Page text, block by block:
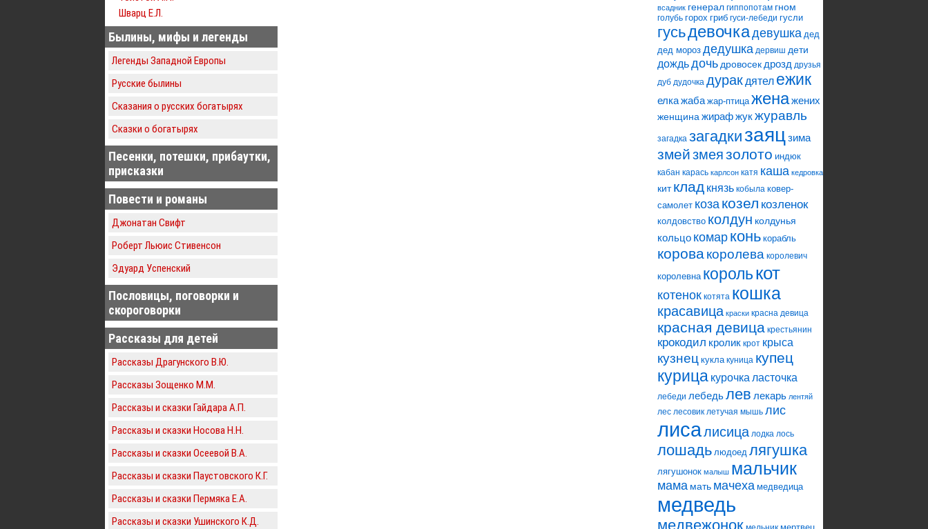
Шварц Е.Л.
Былины, мифы и легенды
Легенды Западной Европы
Русские былины
Сказания о русских богатырях
Сказки о богатырях
Песенки, потешки, прибаутки,
присказки
Повести и романы
Джонатан Свифт
Роберт Льюис Стивенсон
Эдуард Успенский
Пословицы, поговорки и
скороговорки
Рассказы для детей
Рассказы Драгунского В.Ю.
Рассказы Зощенко М.М.
Рассказы и сказки Гайдара А.П.
Рассказы и сказки Носова Н.Н.
Рассказы и сказки Осеевой В.А.
Рассказы и сказки Паустовского К.Г.
Рассказы и сказки Пермяка Е.А.
Рассказы и сказки Ушинского К.Д.
всадник генерал гиппопотам гном
голубь горох гриб гуси-лебеди гусли
гусьдевочкадевушка дед
дед мороз дедушка дервиш дети
дождьдочь дровосек дрозд друзья
дуб дудочка дурак дятел ежик
елкажаба жар-птица женажених
женщина жирафжукжуравль
загадка загадкизаяцзима
змейзмеязолото индюк
кабан карась карлсон катя каша кедровка
кит клад князь кобыла ковер-
самолет козакозел козленок
колдовство колдун колдунья
кольцо комар конь корабль
коровакоролева королевич
королевна королькот
котенок котята кошка
красавица краски красна девица
красная девица крестьянин
крокодил кролик крот крыса
кузнец кукла куница купец
курица курочка ласточка
лебеди лебедьлев лекарь лентяй
лес лесовик летучая мышь лис
лисалисица лодка лось
лошадь людоед лягушка
лягушонок малыш мальчик
мама мать мачеха медведица
медведь
медвежонок